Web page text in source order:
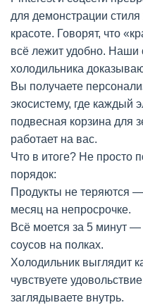
для демонстрации
красоте. Говорят, что
всё лежит удобно. Наши
холодильника
Вы получаете
экосистему, где каждый
подвесная корзина для
работает на вас.
Что в итоге? Не просто
порядок:
Продукты не теряются
месяц на непросрочке.
Всё моется за 5 минут —
соусов на полках.
Холодильник выглядит
чувствуете
заглядываете внутрь.